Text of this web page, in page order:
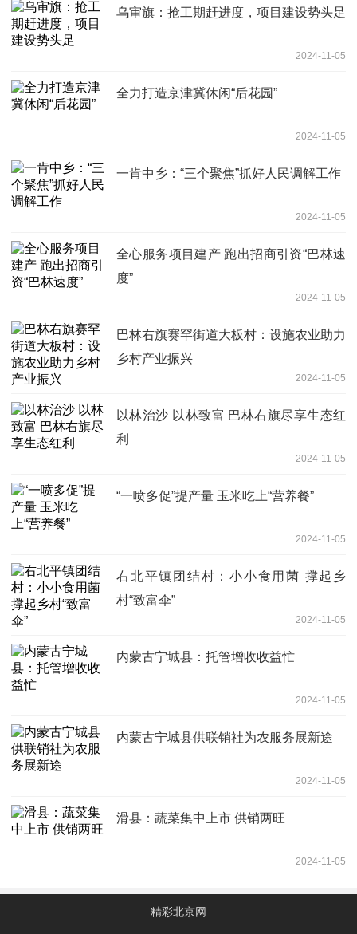
乌审旗：抢工期赶进度，项目建设势头足
2024-11-05
全力打造京津冀休闲“后花园”
2024-11-05
一肯中乡：“三个聚焦”抓好人民调解工作
2024-11-05
全心服务项目建产 跑出招商引资“巴林速
度”
2024-11-05
巴林右旗赛罕街道大板村：设施农业助力
乡村产业振兴
2024-11-05
以林治沙 以林致富 巴林右旗尽享生态红
利
2024-11-05
“一喷多促”提产量 玉米吃上“营养餐”
2024-11-05
右北平镇团结村：小小食用菌 撑起乡
村“致富伞”
2024-11-05
内蒙古宁城县：托管增收收益忙
2024-11-05
内蒙古宁城县供联销社为农服务展新途
2024-11-05
滑县：蔬菜集中上市 供销两旺
2024-11-05
精彩北京网